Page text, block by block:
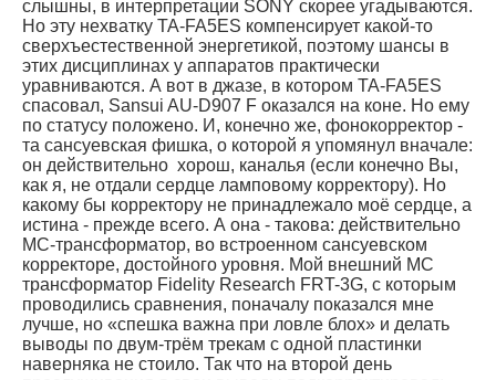
слышны, в интерпретации SONY скорее угадываются.
Но эту нехватку TA-FA5ES компенсирует какой-то
сверхъестественной энергетикой, поэтому шансы в
этих дисциплинах у аппаратов практически
уравниваются. А вот в джазе, в котором TA-FA5ES
спасовал, Sansui AU-D907 F оказался на коне. Но ему
по статусу положено. И, конечно же, фонокорректор -
та сансуевская фишка, о которой я упомянул вначале:
он действительно хорош, каналья (если конечно Вы,
как я, не отдали сердце ламповому корректору). Но
какому бы корректору не принадлежало моё сердце, а
истина - прежде всего. А она - такова: действительно
МС-трансформатор, во встроенном сансуевском
корректоре, достойного уровня. Мой внешний MC
трансформатор Fidelity Research FRT-3G, с которым
проводились сравнения, поначалу показался мне
лучше, но «спешка важна при ловле блох» и делать
выводы по двум-трём трекам с одной пластинки
наверняка не стоило. Так что на второй день